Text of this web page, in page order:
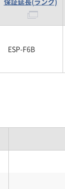
ESP-F6B